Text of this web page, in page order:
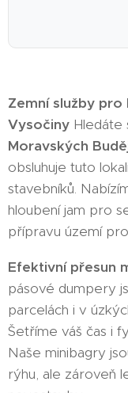
Zemní služby
Vysočiny Hledáte
Moravských
obsluhuje tuto
stavebníků.
hloubení jam pro
přípravu území
Efektivní přesun
pásové dumpery
parcelách i v
Šetříme váš čas i
Naše minibagry
rýhu, ale zároveň